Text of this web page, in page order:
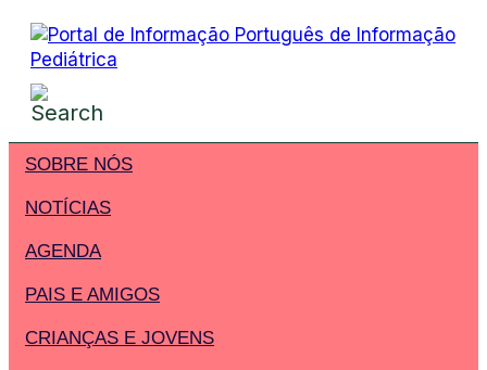
SOBRE NÓS
NOTÍCIAS
AGENDA
PAIS E AMIGOS
CRIANÇAS E JOVENS